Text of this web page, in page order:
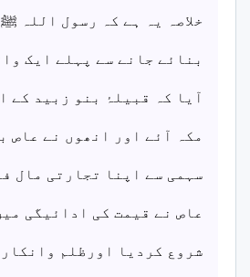
خلاصہ یہ ہے کہ رسول اللہ
بنائے جانے سے پہلے ایک
آیا کہ قبیلۂ بنو زبید کے
مکہ آئے اور انھوں نے عاص
سہمی سے اپنا تجارتی مال
عاص نے قیمت کی ادائیگی
شروع کردیا اورظلم وانکار